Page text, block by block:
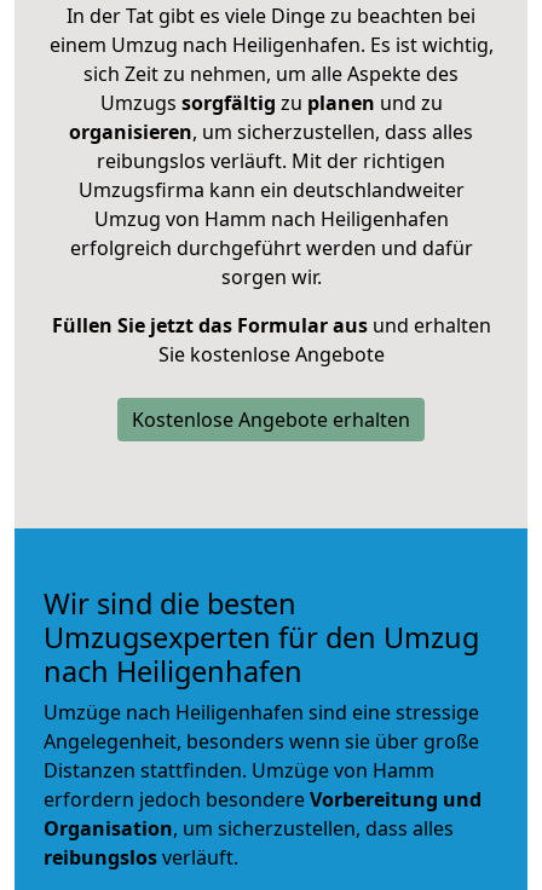
In der Tat gibt es viele Dinge zu beachten bei
einem Umzug nach Heiligenhafen. Es ist wichtig,
sich Zeit zu nehmen, um alle Aspekte des
Umzugs sorgfältig zu planen und zu
organisieren, um sicherzustellen, dass alles
reibungslos verläuft. Mit der richtigen
Umzugsfirma kann ein deutschlandweiter
Umzug von Hamm nach Heiligenhafen
erfolgreich durchgeführt werden und dafür
sorgen wir.
Füllen Sie jetzt das Formular ausund erhalten
Sie kostenlose Angebote
Kostenlose Angebote erhalten
Wir sind die besten
Umzugsexperten für den Umzug
nach Heiligenhafen
Umzüge nach Heiligenhafen sind eine stressige
Angelegenheit, besonders wenn sie über große
Distanzen stattfinden. Umzüge von Hamm
erfordern jedoch besondereVorbereitung und
Organisation, um sicherzustellen, dass alles
reibungslosverläuft.